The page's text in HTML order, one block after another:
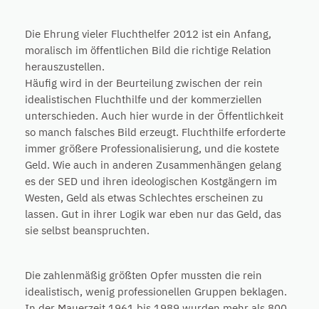
Die Ehrung vieler Fluchthelfer 2012 ist ein Anfang,
moralisch im öffentlichen Bild die richtige Relation
herauszustellen.
Häufig wird in der Beurteilung zwischen der rein
idealistischen Fluchthilfe und der kommerziellen
unterschieden. Auch hier wurde in der Öffentlichkeit
so manch falsches Bild erzeugt. Fluchthilfe erforderte
immer größere Professionalisierung, und die kostete
Geld. Wie auch in anderen Zusammenhängen gelang
es der SED und ihren ideologischen Kostgängern im
Westen, Geld als etwas Schlechtes erscheinen zu
lassen. Gut in ihrer Logik war eben nur das Geld, das
sie selbst beanspruchten.
Die zahlenmäßig größten Opfer mussten die rein
idealistisch, wenig professionellen Gruppen beklagen.